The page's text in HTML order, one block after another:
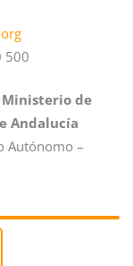
500
Ministerio de
Andalucía
Autónomo –